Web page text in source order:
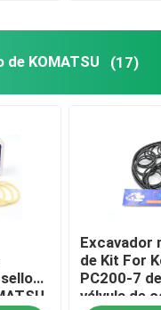
del sello del triturador
jcb
KOMATSU
de KOMATSU (17)
Excavador
de Kit For
PC200-7
válvula de